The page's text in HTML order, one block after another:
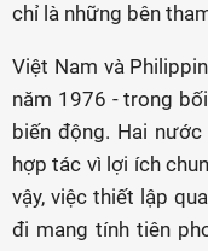
chỉ là những bên
Việt Nam và
năm 1976 - trong
biến động. Hai
hợp tác vì lợi ích
vậy, việc thiết lập
đi mang tính tiên